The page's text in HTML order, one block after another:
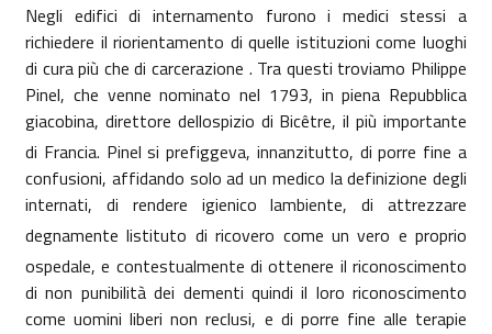
Negli edifici di internamento furono i medici stessi a
richiedere il riorientamento di quelle istituzioni come luoghi
di cura più che di carcerazione . Tra questi troviamo Philippe
Pinel, che venne nominato nel 1793, in piena Repubblica
giacobina, direttore dellospizio di Bicêtre, il più importante
di Francia. Pinel si prefiggeva, innanzitutto, di porre fine a
confusioni, affidando solo ad un medico la definizione degli
internati, di rendere igienico lambiente, di attrezzare
degnamente listituto di ricovero come un vero e proprio
ospedale, e contestualmente di ottenere il riconoscimento
di non punibilità dei dementi quindi il loro riconoscimento
come uomini liberi non reclusi, e di porre fine alle terapie